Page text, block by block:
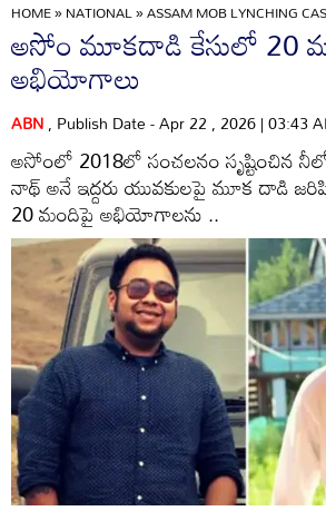
HOME»NATIONAL»ASSAM MOB LYNCHING
అసోం మూకదాడి కేసులో 20
అభియోగాలు
ABN, Publish Date - Apr 22 , 2026 | 03:43
అసోంలో 2018లో సంచలనం సృష్టించిన
నాథ్‌ అనే ఇద్దరు యువకులపై మూక దాడి
20 మందిపై అభియోగాలను ..